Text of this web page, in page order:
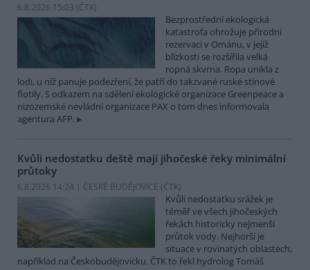
6.8.2026 15:03 (ČTK)
Bezprostřední ekologická
katastrofa ohrožuje přírodní
rezervaci v Ománu, v jejíž
blízkosti se rozšířila velká
ropná skvrna. Ropa unikla z
lodi, u níž panuje podezření, že patří do takzvané ruské stínové
flotily. S odkazem na sdělení ekologické organizace Greenpeace a
nizozemské nevládní organizace PAX o tom dnes informovala
agentura AFP.
Kvůli nedostatku deště mají jihočeské řeky minimální
průtoky
6.8.2026 14:24 | ČESKÉ BUDĚJOVICE (ČTK)
Kvůli nedostatku srážek je
téměř ve všech jihočeských
řekách historicky nejmenší
průtok vody. Nejhorší je
situace v rovinatých oblastech,
například na Českobudějovicku. ČTK to řekl hydrolog Tomáš